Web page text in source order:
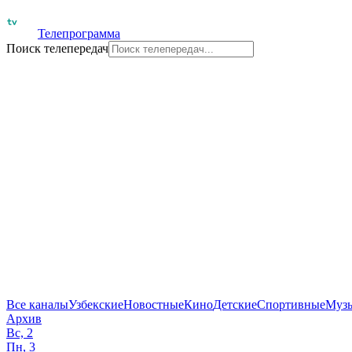
Телепрограмма
Поиск телепередач
Все каналыУзбекскиеНовостныеКиноДетскиеСпортивные
Архив
Вс, 2
Пн, 3